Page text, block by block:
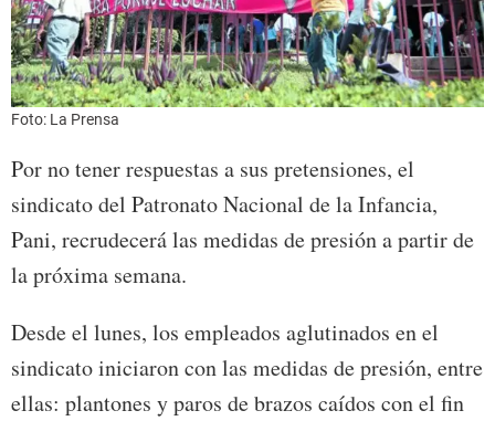
Foto: La Prensa
Por no tener respuestas a sus pretensiones, el
sindicato del Patronato Nacional de la Infancia,
Pani, recrudecerá las medidas de presión a partir de
la próxima semana.
Desde el lunes, los empleados aglutinados en el
sindicato iniciaron con las medidas de presión, entre
ellas: plantones y paros de brazos caídos con el fin